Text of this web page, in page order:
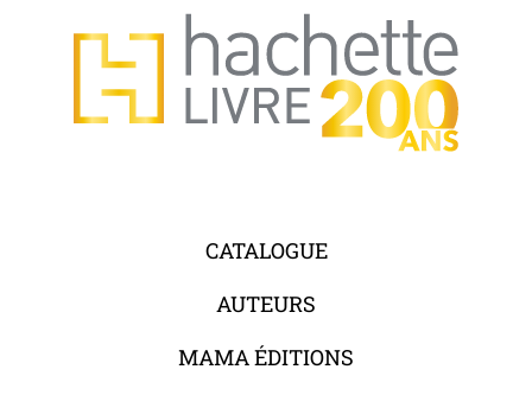
CATALOGUE
AUTEURS
MAMA ÉDITIONS